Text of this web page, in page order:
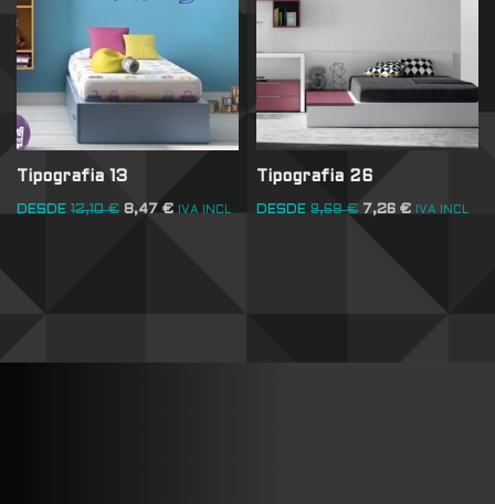
Tipografia 13
DESDE 12,10€ 8,47 € IVA INCL
Tipografia 26
DESDE 9,68€ 7,26€ IVA INCL